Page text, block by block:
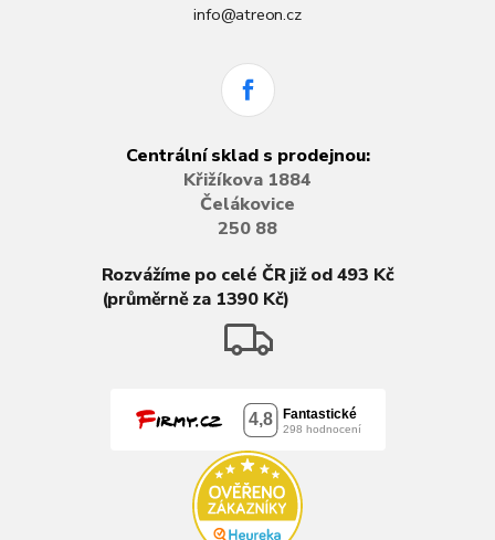
info@atreon.cz
Centrální sklad s prodejnou:
Křižíkova 1884
Čelákovice
250 88
Rozvážíme po celé ČR již od 493 Kč
(průměrně za 1390 Kč)